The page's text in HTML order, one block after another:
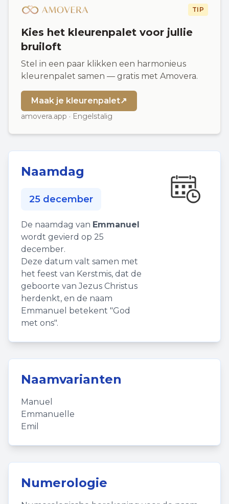
TIP
Kies het kleurenpalet voor jullie
bruiloft
Stel in een paar klikken een harmonieus
kleurenpalet samen — gratis met Amovera.
Maak je kleurenpalet↗
amovera.app · Engelstalig
Naamdag
25 december
De naamdag van Emmanuel
wordt gevierd op 25
december.
Deze datum valt samen met
het feest van Kerstmis, dat de
geboorte van Jezus Christus
herdenkt, en de naam
Emmanuel betekent "God
met ons".
Naamvarianten
Manuel
Emmanuelle
Emil
Numerologie